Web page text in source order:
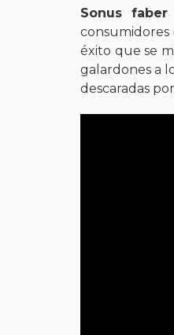
Sonus faber
consumidores
éxito que se
galardones a
descaradas